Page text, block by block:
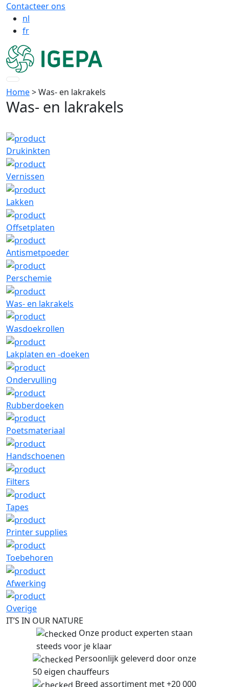
Contacteer ons
nl
fr
Home> Was- en lakrakels
Was- en lakrakels
Drukinkten
Vernissen
Lakken
Offsetplaten
Antismetpoeder
Perschemie
Was- en lakrakels
Wasdoekrollen
Lakplaten en -doeken
Ondervulling
Rubberdoeken
Poetsmateriaal
Handschoenen
Filters
Tapes
Printer supplies
Toebehoren
Afwerking
Overige
IT’S IN OUR NATURE
Onze product experten staan
steeds voor je klaar
Persoonlijk geleverd door onze
50 eigen chauffeurs
Breed assortiment met +20 000